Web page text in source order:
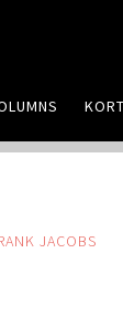
JACOBS